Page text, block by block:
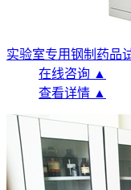
实验室专用钢制药品
在线咨询 ▲
查看详情 ▲